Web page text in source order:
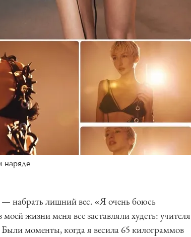
наряде
набрать лишний вес. «Я очень боюсь
жизни меня все заставляли худеть: учителя
моменты, когда я весила 65 килограммов